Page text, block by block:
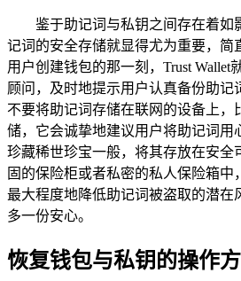
鉴于助记词与私钥之间存在着如
记词的安全存储就显得尤为重要，简
用户创建钱包的那一刻，Trust Wallet
顾问，及时地提示用户认真备份助记
不要将助记词存储在联网的设备上，
储，它会诚挚地建议用户将助记词用
珍藏稀世珍宝一般，将其存放在安全
固的保险柜或者私密的私人保险箱中
最大程度地降低助记词被盗取的潜在
多一份安心。
恢复钱包与私钥的操作